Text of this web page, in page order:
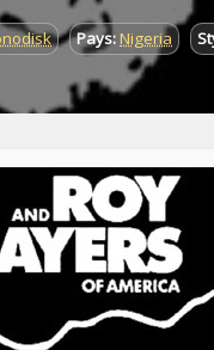
Pays: Nigeria